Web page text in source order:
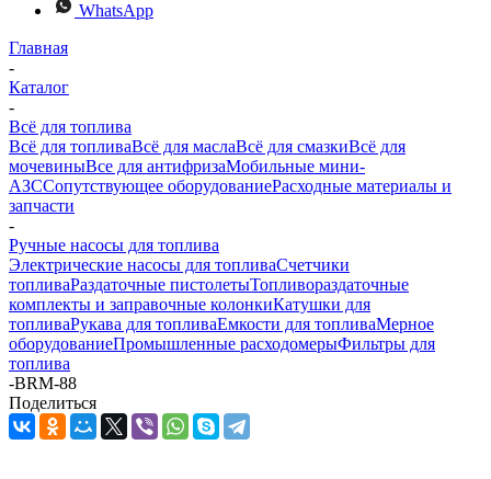
WhatsApp
Главная
-
Каталог
-
Всё для топлива
Всё для топливаВсё для маслаВсё для смазкиВсё для
мочевиныВсе для антифризаМобильные мини-
АЗССопутствующее оборудованиеРасходные материалы и
запчасти
-
Ручные насосы для топлива
Электрические насосы для топливаСчетчики
топливаРаздаточные пистолетыТопливораздаточные
комплекты и заправочные колонкиКатушки для
топливаРукава для топливаЕмкости для топливаМерное
оборудованиеПромышленные расходомерыФильтры для
топлива
-BRM-88
Поделиться